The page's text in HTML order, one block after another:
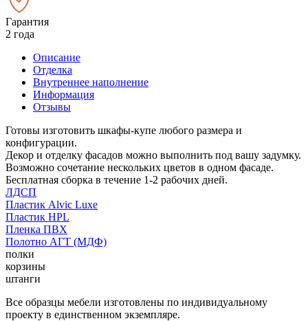
Гарантия
2 года
Описание
Отделка
Внутреннее наполнение
Информация
Отзывы
Готовы изготовить шкафы-купе любого размера и
конфигурации.
Декор и отделку фасадов можно выполнить под вашу задумку.
Возможно сочетание нескольких цветов в одном фасаде.
Бесплатная сборка в течение 1-2 рабочих дней.
ЛДСП
Пластик Alvic Luxe
Пластик HPL
Пленка ПВХ
Полотно АГТ (МДФ)
полки
корзины
штанги
Все образцы мебели изготовлены по индивидуальному
проекту в единственном экземпляре.